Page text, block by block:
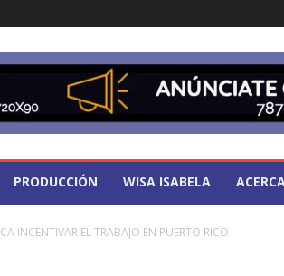
PRODUCCIÓN WISA ISABELA
INCENTIVAR EL TRABAJO EN PUERTO RICO